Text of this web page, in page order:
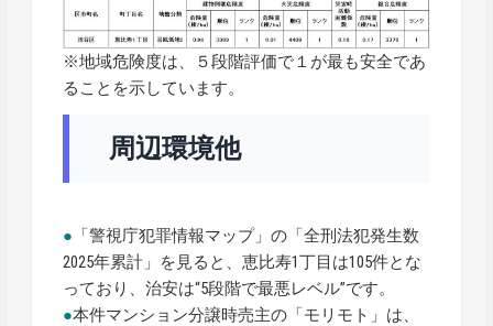
※地域危険度は、５段階評価で１が最も安全であ
ることを示しています。
周辺環境他
● 「警視庁犯罪情報マップ」の「全刑法犯発生数
2025年累計」を見ると、恵比寿1丁目は105件とな
っており、治安は“5段階で最悪レベル”です。
●本件マンション分譲時売主の「モリモト」は、